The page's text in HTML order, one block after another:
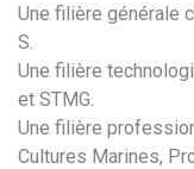
Une filière générale
S.
Une filière
et STMG.
Une filière
Cultures Marines,